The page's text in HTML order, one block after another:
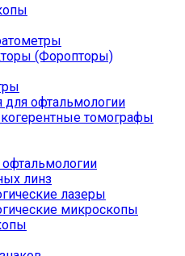
(Форопторы)
офтальмологии
томографы
линз
лазеры
микроскопы